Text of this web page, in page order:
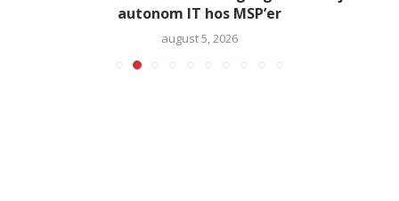
autonom IT hos MSP’er
august 5, 2026